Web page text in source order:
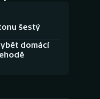
šestý
domácí